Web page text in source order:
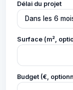
Délai du projet
Surface (m²,
Budget (€,